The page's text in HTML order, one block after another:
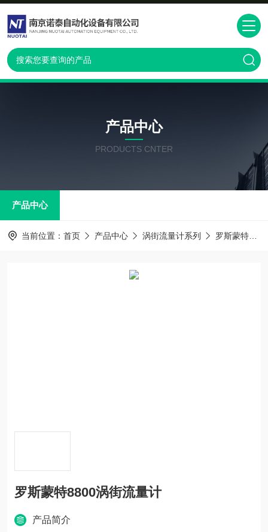
产品中心
PRODUCTS CNTER
产品中心
当前位置： 首页 产品中心 涡街流量计系列 罗斯蒙特涡街流量计
罗斯蒙特8800涡街流量计
产品简介